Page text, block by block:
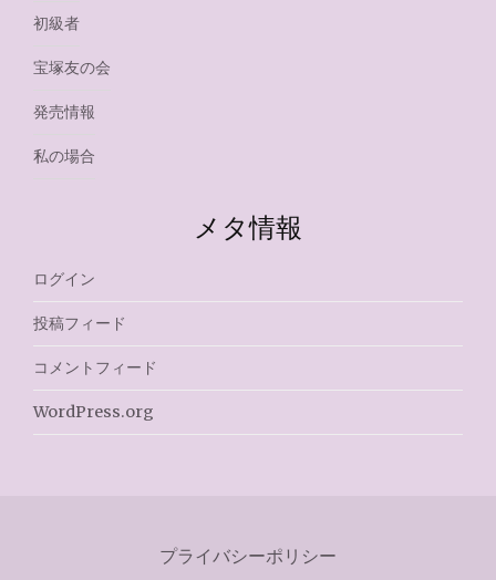
初級者
宝塚友の会
発売情報
私の場合
メタ情報
ログイン
投稿フィード
コメントフィード
WordPress.org
プライバシーポリシー